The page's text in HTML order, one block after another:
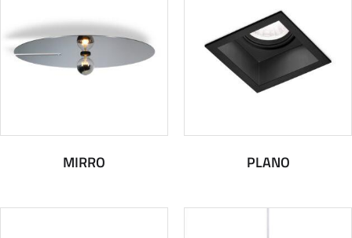
MIRRO PLANO